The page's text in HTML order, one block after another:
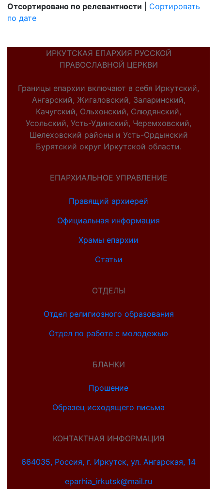
Отсортировано по релевантности
Сортировать
по дате
ИРКУТСКАЯ ЕПАРХИЯ РУССКОЙ
ПРАВОСЛАВНОЙ ЦЕРКВИ
Границы епархии включают в себя Иркутский,
Ангарский, Жигаловский, Заларинский,
Качугский, Ольхонский, Слюдянский,
Усольский, Усть-Удинский, Черемховский,
Шелеховский районы и Усть-Ордынский
Бурятский округ Иркутской области.
ЕПАРХИАЛЬНОЕ УПРАВЛЕНИЕ
Правящий архиерей
Официальная информация
Храмы епархии
Статьи
ОТДЕЛЫ
Отдел религиозного образования
Отдел по работе с молодежью
БЛАНКИ
Прошение
Образец исходящего письма
КОНТАКТНАЯ ИНФОРМАЦИЯ
664035, Россия, г. Иркутск, ул. Ангарская, 14
eparhia_irkutsk@mail.ru